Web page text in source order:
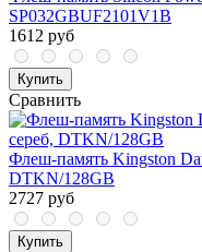
SP032GBUF2101V1B
1612 руб
Купить
Сравнить
Флеш-память Kingston
DTKN/128GB
2727 руб
Купить